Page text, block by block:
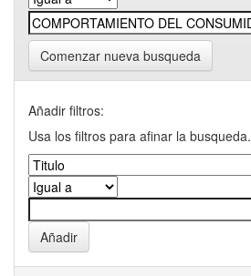
Comenzar nueva busqueda
Añadir filtros:
Usa los filtros para afinar la busqueda.